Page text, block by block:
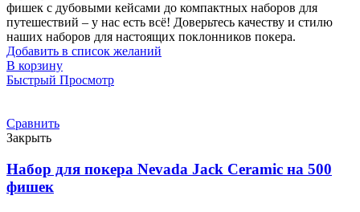
фишек с дубовыми кейсами до компактных наборов для
путешествий – у нас есть всё! Доверьтесь качеству и стилю
наших наборов для настоящих поклонников покера.
Добавить в список желаний
В корзину
Быстрый Просмотр
Сравнить
Закрыть
Набор для покера Nevada Jack Ceramic на 500
фишек